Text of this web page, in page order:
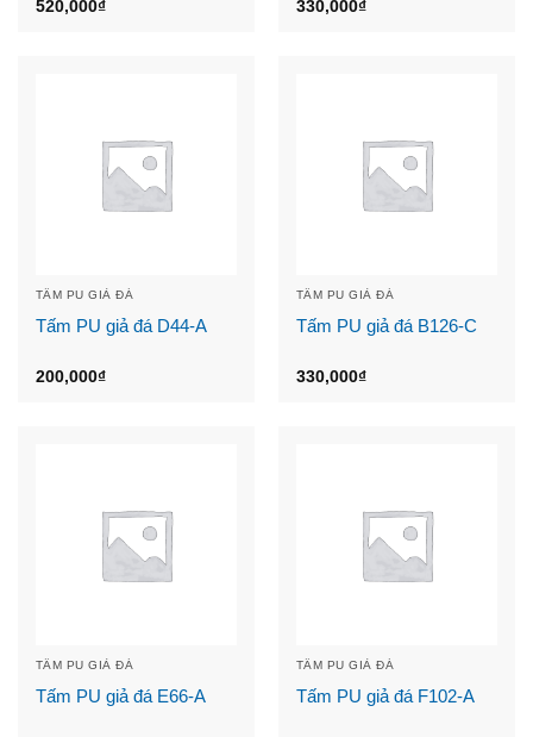
520,000₫ 330,000₫
TẤM PU GIẢ ĐÁ
Tấm PU giả đá D44-A
200,000₫
TẤM PU GIẢ ĐÁ
Tấm PU giả đá B126-C
330,000₫
TẤM PU GIẢ ĐÁ
Tấm PU giả đá E66-A
TẤM PU GIẢ ĐÁ
Tấm PU giả đá F102-A